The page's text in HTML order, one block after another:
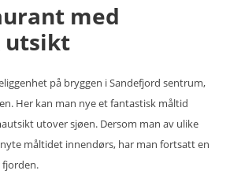
med
utsikt
på bryggen i Sandefjord sentrum,
Her kan man nye et fantastisk måltid
utover sjøen. Dersom man av ulike
måltidet innendørs, har man fortsatt en